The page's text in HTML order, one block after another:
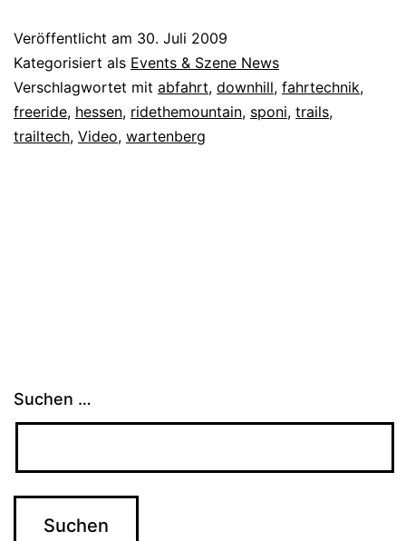
Veröffentlicht am 30. Juli 2009
Kategorisiert als Events & Szene News
Verschlagwortet mit abfahrt, downhill, fahrtechnik,
freeride, hessen, ridethemountain, sponi, trails,
trailtech, Video, wartenberg
Suchen …